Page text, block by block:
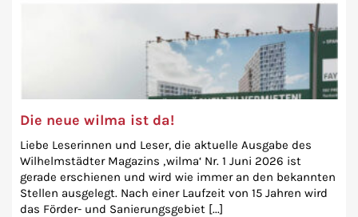
Die neue wilma ist da!
Liebe Leserinnen und Leser, die aktuelle Ausgabe des
Wilhelmstädter Magazins ‚wilma‘ Nr. 1 Juni 2026 ist
gerade erschienen und wird wie immer an den bekannten
Stellen ausgelegt. Nach einer Laufzeit von 15 Jahren wird
das Förder- und Sanierungsgebiet [...]